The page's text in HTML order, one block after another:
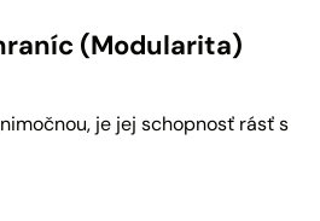
(Modularita)
je jej schopnosť rásť s